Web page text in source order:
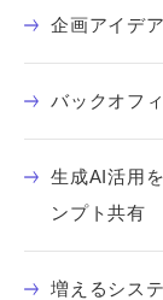
企画アイデ
バックオフ
生成AI活用
ンプト共有
増えるシス